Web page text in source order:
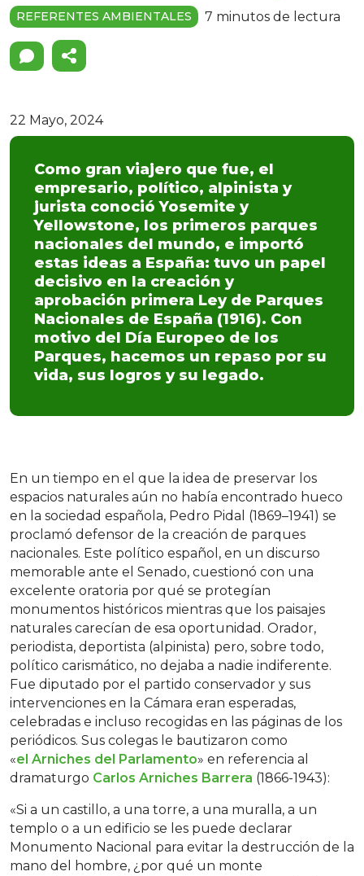
REFERENTES AMBIENTALES 7 minutos de lectura
22 Mayo, 2024
Como gran viajero que fue, el
empresario, político, alpinista y
jurista conoció Yosemite y
Yellowstone, los primeros parques
nacionales del mundo, e importó
estas ideas a España: tuvo un papel
decisivo en la creación y
aprobación primera Ley de Parques
Nacionales de España (1916). Con
motivo del Día Europeo de los
Parques, hacemos un repaso por su
vida, sus logros y su legado.
En un tiempo en el que la idea de preservar los
espacios naturales aún no había encontrado hueco
en la sociedad española, Pedro Pidal (1869–1941) se
proclamó defensor de la creación de parques
nacionales. Este político español, en un discurso
memorable ante el Senado, cuestionó con una
excelente oratoria por qué se protegían
monumentos históricos mientras que los paisajes
naturales carecían de esa oportunidad. Orador,
periodista, deportista (alpinista) pero, sobre todo,
político carismático, no dejaba a nadie indiferente.
Fue diputado por el partido conservador y sus
intervenciones en la Cámara eran esperadas,
celebradas e incluso recogidas en las páginas de los
periódicos. Sus colegas le bautizaron como
«el Arniches del Parlamento» en referencia al
dramaturgo Carlos Arniches Barrera (1866-1943):
«Si a un castillo, a una torre, a una muralla, a un
templo o a un edificio se les puede declarar
Monumento Nacional para evitar la destrucción de la
mano del hombre, ¿por qué un monte